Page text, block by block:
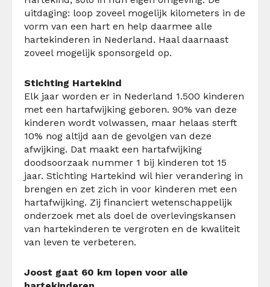
uitdaging: loop zoveel mogelijk kilometers in de
vorm van een hart en help daarmee alle
hartekinderen in Nederland. Haal daarnaast
zoveel mogelijk sponsorgeld op.
Stichting Hartekind
Elk jaar worden er in Nederland 1.500 kinderen
met een hartafwijking geboren. 90% van deze
kinderen wordt volwassen, maar helaas sterft
10% nog altijd aan de gevolgen van deze
afwijking. Dat maakt een hartafwijking
doodsoorzaak nummer 1 bij kinderen tot 15
jaar. Stichting Hartekind wil hier verandering in
brengen en zet zich in voor kinderen met een
hartafwijking. Zij financiert wetenschappelijk
onderzoek met als doel de overlevingskansen
van hartekinderen te vergroten en de kwaliteit
van leven te verbeteren.
Joost gaat 60 km lopen voor alle